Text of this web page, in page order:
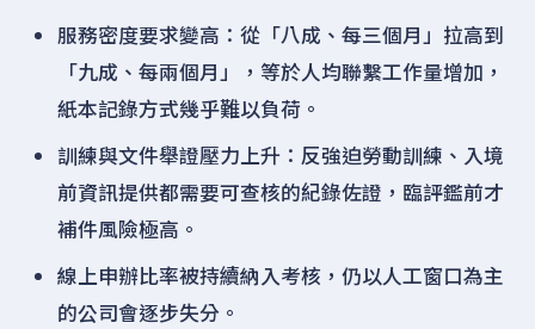
服務密度要求變高：從「八成、每三個月」拉高到
「九成、每兩個月」，等於人均聯繫工作量增加，
紙本記錄方式幾乎難以負荷。
訓練與文件舉證壓力上升：反強迫勞動訓練、入境
前資訊提供都需要可查核的紀錄佐證，臨評鑑前才
補件風險極高。
線上申辦比率被持續納入考核，仍以人工窗口為主
的公司會逐步失分。